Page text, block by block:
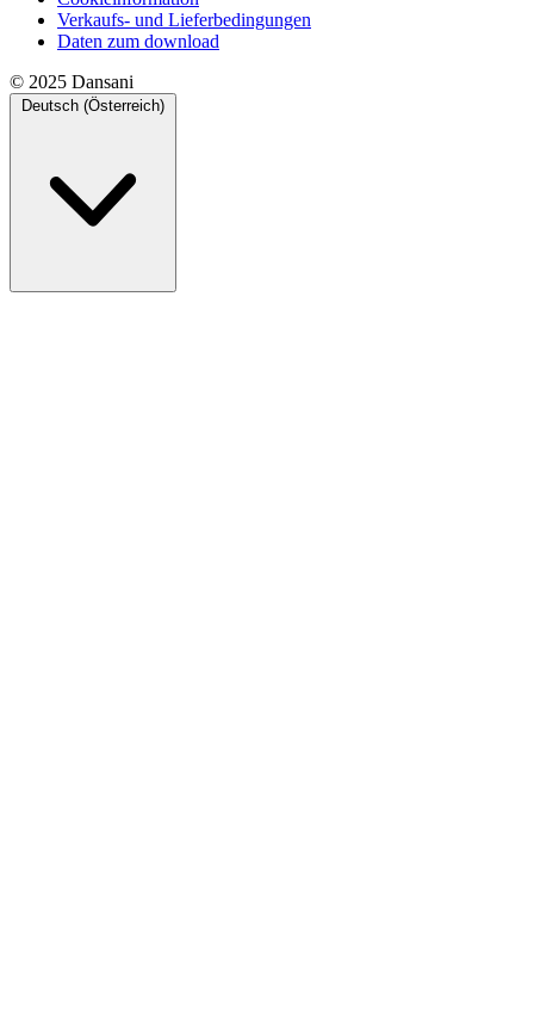
Verkaufs- und Lieferbedingungen
Daten zum download
© 2025 Dansani
Deutsch (Österreich)